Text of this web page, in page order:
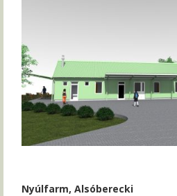
Nyúlfarm, Alsóberecki